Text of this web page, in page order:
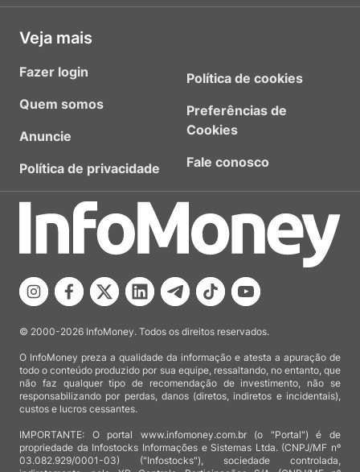
Veja mais
Fazer login
Quem somos
Anuncie
Política de privacidade
Política de cookies
Preferências de
Cookies
Fale conosco
© 2000-2026 InfoMoney. Todos os direitos reservados.
O InfoMoney preza a qualidade da informação e atesta a apuração de
todo o conteúdo produzido por sua equipe, ressaltando, no entanto, que
não faz qualquer tipo de recomendação de investimento, não se
responsabilizando por perdas, danos (diretos, indiretos e incidentais),
custos e lucros cessantes.
IMPORTANTE: O portal www.infomoney.com.br (o "Portal") é de
propriedade da Infostocks Informações e Sistemas Ltda. (CNPJ/MF nº
03.082.929/0001-03) ("Infostocks"), sociedade controlada,